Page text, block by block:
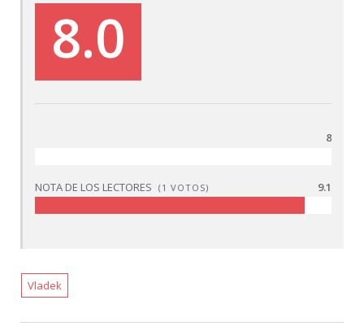
8.0
8
NOTA DE LOS LECTORES (1 VOTOS) 9.1
Vladek